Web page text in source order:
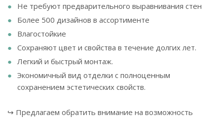
Не требуют предварительного выравнивания стен
Более 500 дизайнов в ассортименте
Влагостойкие
Сохраняют цвет и свойства в течение долгих лет.
Легкий и быстрый монтаж.
Экономичный вид отделки с полноценным
сохранением эстетических свойств.
↪ Предлагаем обратить внимание на возможность